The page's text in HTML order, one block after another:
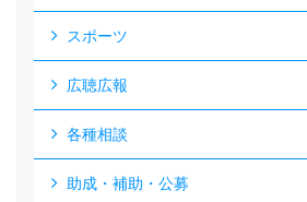
スポーツ
広聴広報
各種相談
助成・補助・公募